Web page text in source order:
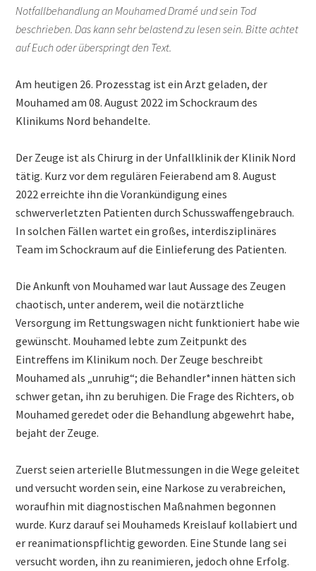
Notfallbehandlung an Mouhamed Dramé und sein Tod
beschrieben. Das kann sehr belastend zu lesen sein. Bitte achtet
auf Euch oder überspringt den Text.
Am heutigen 26. Prozesstag ist ein Arzt geladen, der
Mouhamed am 08. August 2022 im Schockraum des
Klinikums Nord behandelte.
Der Zeuge ist als Chirurg in der Unfallklinik der Klinik Nord
tätig. Kurz vor dem regulären Feierabend am 8. August
2022 erreichte ihn die Vorankündigung eines
schwerverletzten Patienten durch Schusswaffengebrauch.
In solchen Fällen wartet ein großes, interdisziplinäres
Team im Schockraum auf die Einlieferung des Patienten.
Die Ankunft von Mouhamed war laut Aussage des Zeugen
chaotisch, unter anderem, weil die notärztliche
Versorgung im Rettungswagen nicht funktioniert habe wie
gewünscht. Mouhamed lebte zum Zeitpunkt des
Eintreffens im Klinikum noch. Der Zeuge beschreibt
Mouhamed als „unruhig“; die Behandler*innen hätten sich
schwer getan, ihn zu beruhigen. Die Frage des Richters, ob
Mouhamed geredet oder die Behandlung abgewehrt habe,
bejaht der Zeuge.
Zuerst seien arterielle Blutmessungen in die Wege geleitet
und versucht worden sein, eine Narkose zu verabreichen,
woraufhin mit diagnostischen Maßnahmen begonnen
wurde. Kurz darauf sei Mouhameds Kreislauf kollabiert und
er reanimationspflichtig geworden. Eine Stunde lang sei
versucht worden, ihn zu reanimieren, jedoch ohne Erfolg.